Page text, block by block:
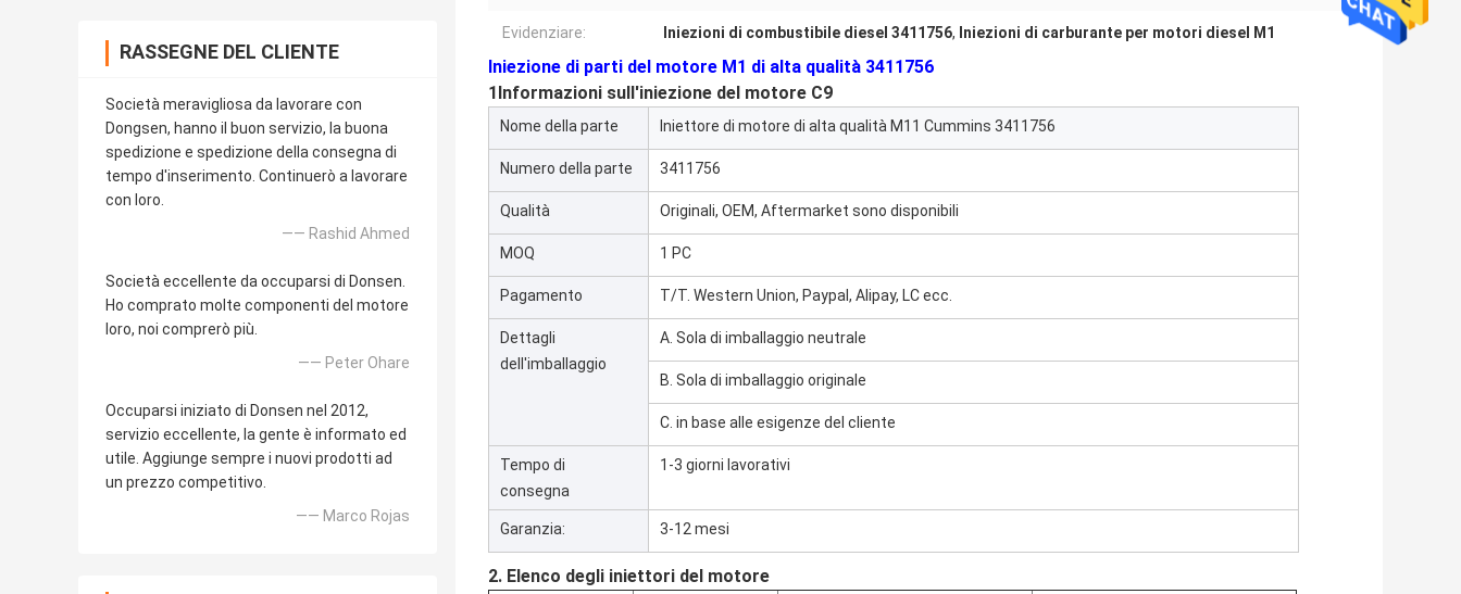
RASSEGNE DEL CLIENTE
Società meravigliosa da lavorare con
Dongsen, hanno il buon servizio, la buona
spedizione e spedizione della consegna di
tempo d'inserimento. Continuerò a lavorare
con loro.
—— Rashid Ahmed
Società eccellente da occuparsi di Donsen.
Ho comprato molte componenti del motore
loro, noi comprerò più.
—— Peter Ohare
Occuparsi iniziato di Donsen nel 2012,
servizio eccellente, la gente è informato ed
utile. Aggiunge sempre i nuovi prodotti ad
un prezzo competitivo.
—— Marco Rojas
Evidenziare: Iniezioni di combustibile diesel 3411756, Iniezioni di carburante per motori diesel M1
Iniezione di parti del motore M1 di alta qualità 3411756
1Informazioni sull'iniezione del motore C9
Nome della parte Iniettore di motore di alta qualità M11 Cummins 3411756
Numero della parte 3411756
Qualità Originali, OEM, Aftermarket sono disponibili
MOQ 1 PC
Pagamento T/T. Western Union, Paypal, Alipay, LC ecc.
Dettagli
dell'imballaggio
A. Sola di imballaggio neutrale
B. Sola di imballaggio originale
C. in base alle esigenze del cliente
Tempo di
consegna
1-3 giorni lavorativi
Garanzia: 3-12 mesi
2. Elenco degli iniettori del motore